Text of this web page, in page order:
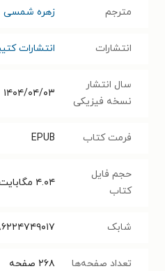
مترجم زهره شمسی
انتشارات انتشارات
سال انتشار
نسخه فیزیکی
۱۴۰۴/۰۴/۰۳
فرمت کتاب EPUB
حجم فایل
کتاب
۴.۰۴
شابک
تعداد صفحه‌ها ۲۶۸ صفحه